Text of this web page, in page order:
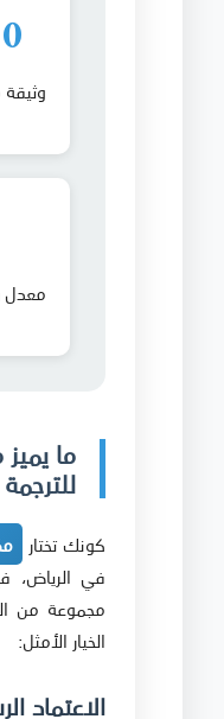
معدل
ما
كونك تختار
في الرياض،
مجموعة من
الخيار الأمثل:
الاعتماد